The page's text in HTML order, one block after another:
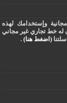
وإستخدامك لهذه
له خط تجاري غير مجاني
(اضغط هنا) .